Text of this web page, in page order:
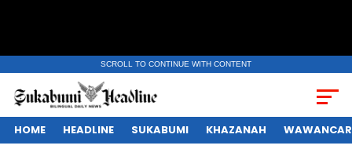
SCROLL TO CONTINUE WITH CONTENT
HOME HEADLINE SUKABUMI KHAZANAH